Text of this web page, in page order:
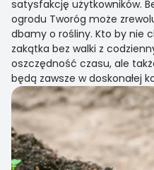
satysfakcję użytkowników.
ogrodu Tworóg może
dbamy o rośliny. Kto by nie
zakątka bez walki z
oszczędność czasu, ale
będą zawsze w doskonałej